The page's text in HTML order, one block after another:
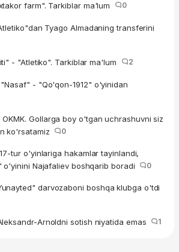
farm". Tarkiblar ma'lum 0
Tyago Almadaning transferini
- "Atletiko". Tarkiblar ma'lum 2
- "Qo'qon-1912" o'yinidan
OKMK. Gollarga boy o'tgan uchrashuvni siz
ko'rsatamiz
0
tur o'yinlariga hakamlar tayinlandi,
Najafaliev boshqarib boradi
0
darvozaboni boshqa klubga o'tdi
Arnoldni sotish niyatida emas 1